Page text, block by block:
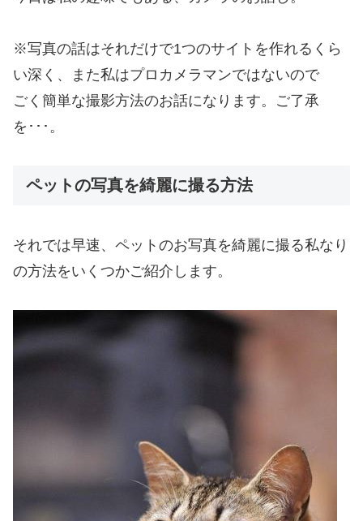
※写真の話はそれだけで1つのサイトを作れるくら
い深く、また私はプロカメラマンではないので
ごく簡単な撮影方法のお話になります。ご了承
を･･･。
ペットの写真を綺麗に撮る方法
それでは早速、ペットのお写真を綺麗に撮る私なり
の方法をいくつかご紹介します。